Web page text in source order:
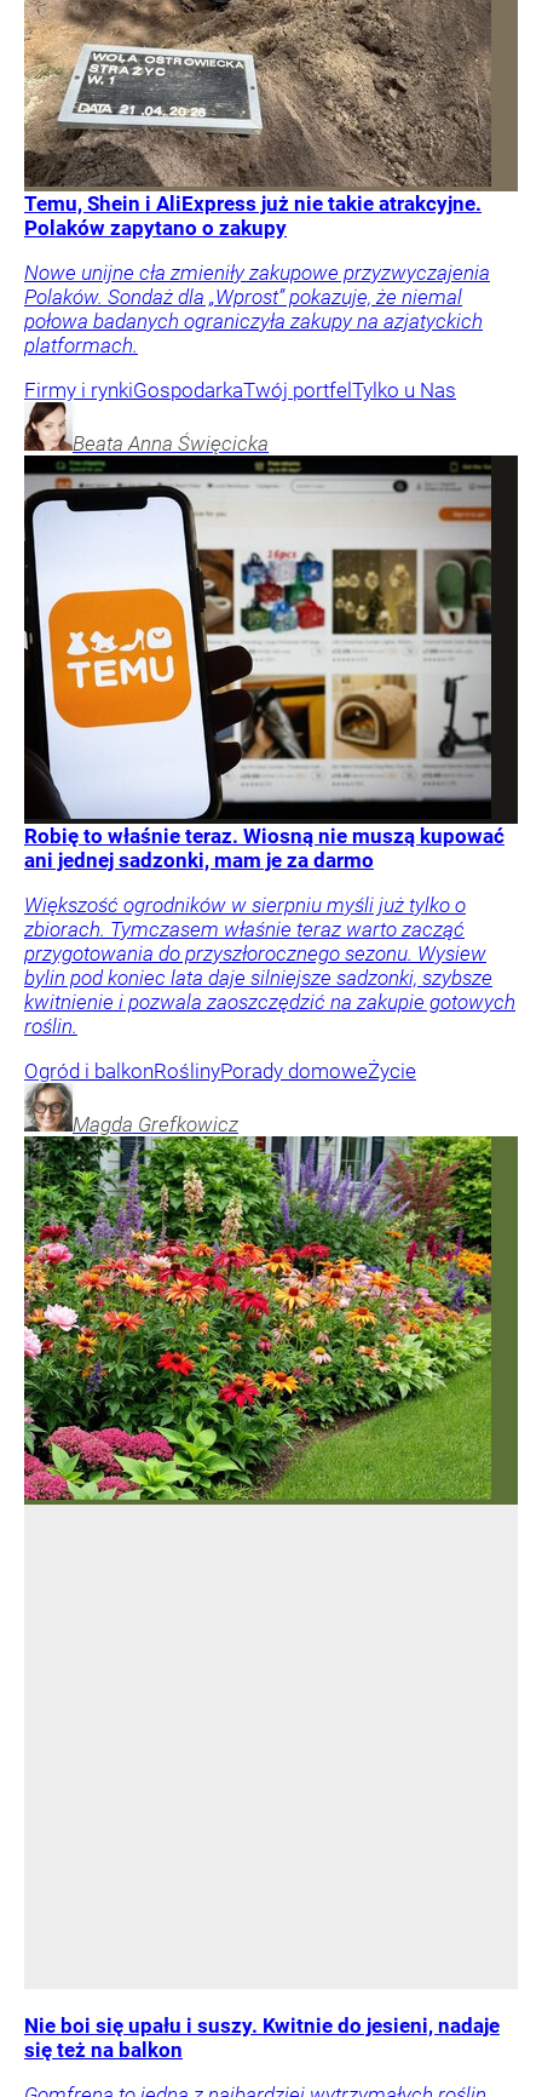
Temu, Shein i AliExpress już nie takie atrakcyjne.
Polaków zapytano o zakupy
Nowe unijne cła zmieniły zakupowe przyzwyczajenia
Polaków. Sondaż dla „Wprost” pokazuje, że niemal
połowa badanych ograniczyła zakupy na azjatyckich
platformach.
Firmy i rynkiGospodarkaTwój portfelTylko u Nas
Beata Anna Święcicka
Robię to właśnie teraz. Wiosną nie muszą kupować
ani jednej sadzonki, mam je za darmo
Większość ogrodników w sierpniu myśli już tylko o
zbiorach. Tymczasem właśnie teraz warto zacząć
przygotowania do przyszłorocznego sezonu. Wysiew
bylin pod koniec lata daje silniejsze sadzonki, szybsze
kwitnienie i pozwala zaoszczędzić na zakupie gotowych
roślin.
Ogród i balkonRoślinyPorady domoweŻycie
Magda Grefkowicz
Nie boi się upału i suszy. Kwitnie do jesieni, nadaje
się też na balkon